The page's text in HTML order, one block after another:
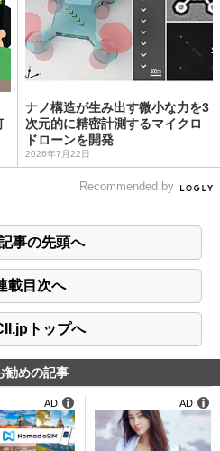
ナノ構造が生み出す微小な力を3
次元的に精密計測するマイクロ
ドローンを開発
2026年7月22日
Recommended by
事の先頭へ
載目次へ
トップへ
勧めの記事
AD AD